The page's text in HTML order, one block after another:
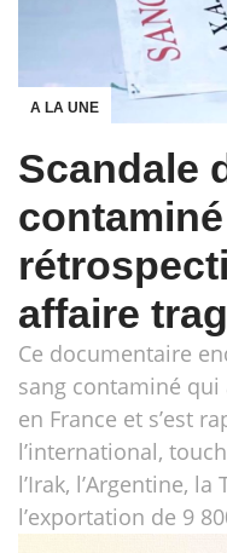
A LA UNE
Scandale
affaire
Ce documentaire
sang contaminé qui
en France et s’est
l’international,
l’Irak, l’Argentine,
l’exportation de 9